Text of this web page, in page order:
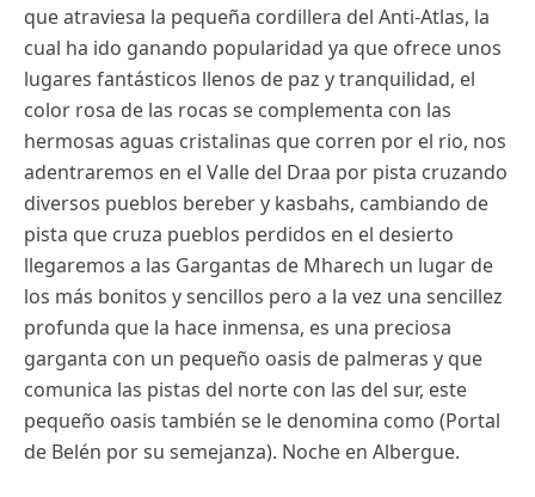
que atraviesa la pequeña cordillera del Anti-Atlas, la
cual ha ido ganando popularidad ya que ofrece unos
lugares fantásticos llenos de paz y tranquilidad, el
color rosa de las rocas se complementa con las
hermosas aguas cristalinas que corren por el rio, nos
adentraremos en el Valle del Draa por pista cruzando
diversos pueblos bereber y kasbahs, cambiando de
pista que cruza pueblos perdidos en el desierto
llegaremos a las Gargantas de Mharech un lugar de
los más bonitos y sencillos pero a la vez una sencillez
profunda que la hace inmensa, es una preciosa
garganta con un pequeño oasis de palmeras y que
comunica las pistas del norte con las del sur, este
pequeño oasis también se le denomina como (Portal
de Belén por su semejanza). Noche en Albergue.